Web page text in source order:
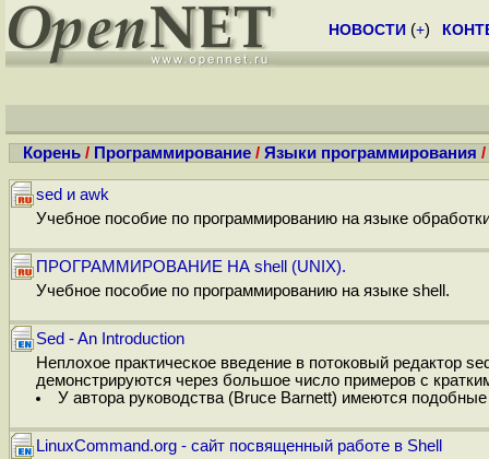
НОВОСТИ (+)
Корень / Программирование / Языки программирования /
sed и awk
Учебное пособие по программированию на языке
ПРОГРАММИРОВАНИЕ НА shell (UNIX).
Учебное пособие по программированию на языке shell.
Sed - An Introduction
Неплохое практическое введение в потоковый редактор
демонстрируются через большое число примеров с
У автора руководства (Bruce Barnett) имеются
LinuxCommand.org - сайт посвященный работе в Shell